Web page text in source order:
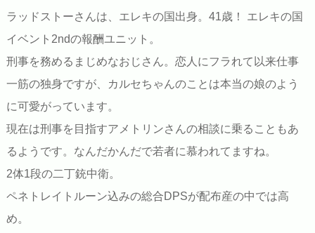
ラッドストーさんは、エレキの国出身。41歳！ エレキの国
イベント2ndの報酬ユニット。
刑事を務めるまじめなおじさん。恋人にフラれて以来仕事
一筋の独身ですが、カルセちゃんのことは本当の娘のよう
に可愛がっています。
現在は刑事を目指すアメトリンさんの相談に乗ることもあ
るようです。なんだかんだで若者に慕われてますね。
2体1段の二丁銃中衛。
ペネトレイトルーン込みの総合DPSが配布産の中では高
め。